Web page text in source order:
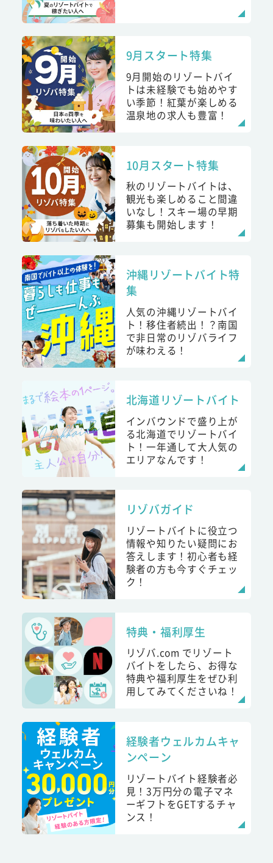
9月スタート特集
9月開始のリゾートバイ
トは未経験でも始めやす
い季節！紅葉が楽しめる
温泉地の求人も豊富！
10月スタート特集
秋のリゾートバイトは、
観光も楽しめること間違
いなし！スキー場の早期
募集も開始します！
沖縄リゾートバイト特
集
人気の沖縄リゾートバイ
ト！移住者続出！？南国
で非日常のリゾバライフ
が味わえる！
北海道リゾートバイト
インバウンドで盛り上が
る北海道でリゾートバイ
ト！一年通して大人気の
エリアなんです！
リゾバガイド
リゾートバイトに役立つ
情報や知りたい疑問にお
答えします！初心者も経
験者の方も今すぐチェッ
ク！
特典・福利厚生
リゾバ.com でリゾート
バイトをしたら、お得な
特典や福利厚生をぜひ利
用してみてくださいね！
経験者ウェルカムキャ
ンペーン
リゾートバイト経験者必
見！3万円分の電子マネ
ーギフトをGETするチャ
ンス！